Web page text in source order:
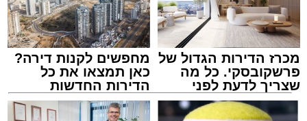
מכרז הדירות הגדול של
פרשקובסקי. כל מה
שצריך לדעת לפני
שמגישים הצעה לדירה
באשדוד
מחפשים לקנות דירה?
כאן תמצאו את כל
הדירות החדשות
למכירה באשדוד >>>